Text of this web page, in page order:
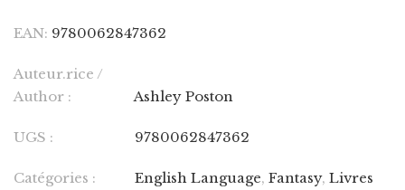
EAN: 9780062847362
Auteur.rice /
Author :
Ashley Poston
UGS : 9780062847362
Catégories : English Language, Fantasy, Livres